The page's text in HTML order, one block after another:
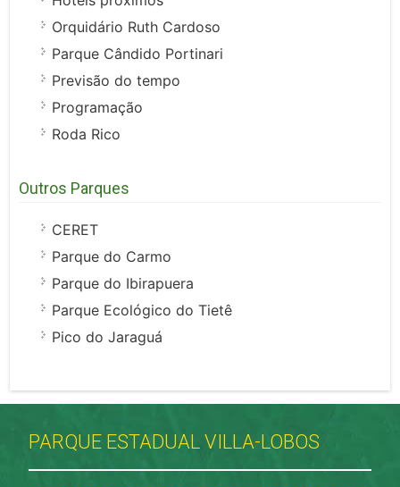
Orquidário Ruth Cardoso
Parque Cândido Portinari
Previsão do tempo
Programação
Roda Rico
Outros Parques
CERET
Parque do Carmo
Parque do Ibirapuera
Parque Ecológico do Tietê
Pico do Jaraguá
PARQUE ESTADUAL VILLA-LOBOS